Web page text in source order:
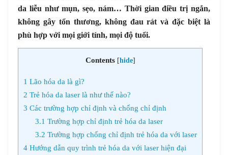
da liễu như mụn, sẹo, nám… Thời gian điều trị ngắn,
không gây tổn thương, không đau rát và đặc biệt là
phù hợp với mọi giới tính, mọi độ tuổi.
Contents [hide]
1 Lão hóa da là gì?
2 Trẻ hóa da laser là như thế nào?
3 Các trường hợp chỉ định và chống chỉ định
3.1 Trường hợp chỉ định trẻ hóa da laser
3.2 Trường hợp chống chỉ định trẻ hóa da với laser
4 Hướng dẫn quy trình trẻ hóa da với laser hiện đại